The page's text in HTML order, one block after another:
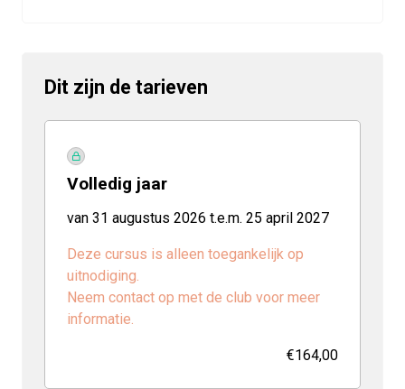
Dit zijn de tarieven
Volledig jaar
van 31 augustus 2026 t.e.m. 25 april 2027
Deze cursus is alleen toegankelijk op
uitnodiging.
Neem contact op met de club voor meer
informatie.
€164,00